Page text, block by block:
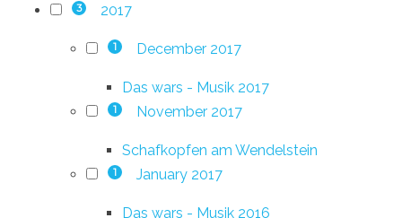
3 2017
1 December 2017
Das wars - Musik 2017
1 November 2017
Schafkopfen am Wendelstein
1 January 2017
Das wars - Musik 2016